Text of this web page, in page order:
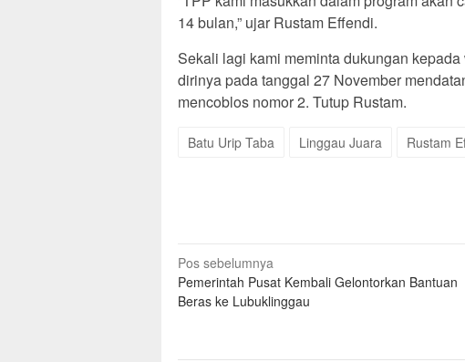
14 bulan,” ujar Rustam Effendi.
Sekali lagi kami meminta dukungan
dirinya pada tanggal 27 November
mencoblos nomor 2. Tutup Rustam.
Batu Urip Taba Linggau Juara Rustam
Navigasi
pos
Pos sebelumnya
Pemerintah Pusat Kembali Gelontorkan Bantuan
Beras ke Lubuklinggau